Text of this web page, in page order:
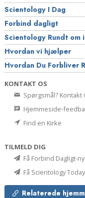
Scientology I Dag
Forbind dagligt
Scientology Rundt om
Hvordan vi hjælper
Hvordan Du Forbliver
KONTAKT OS
Spørgsmål? Kontakt
Hjemmeside-
Find en Kirke
TILMELD DIG
Få Forbind Dagligt-
Få Scientology
Relaterede